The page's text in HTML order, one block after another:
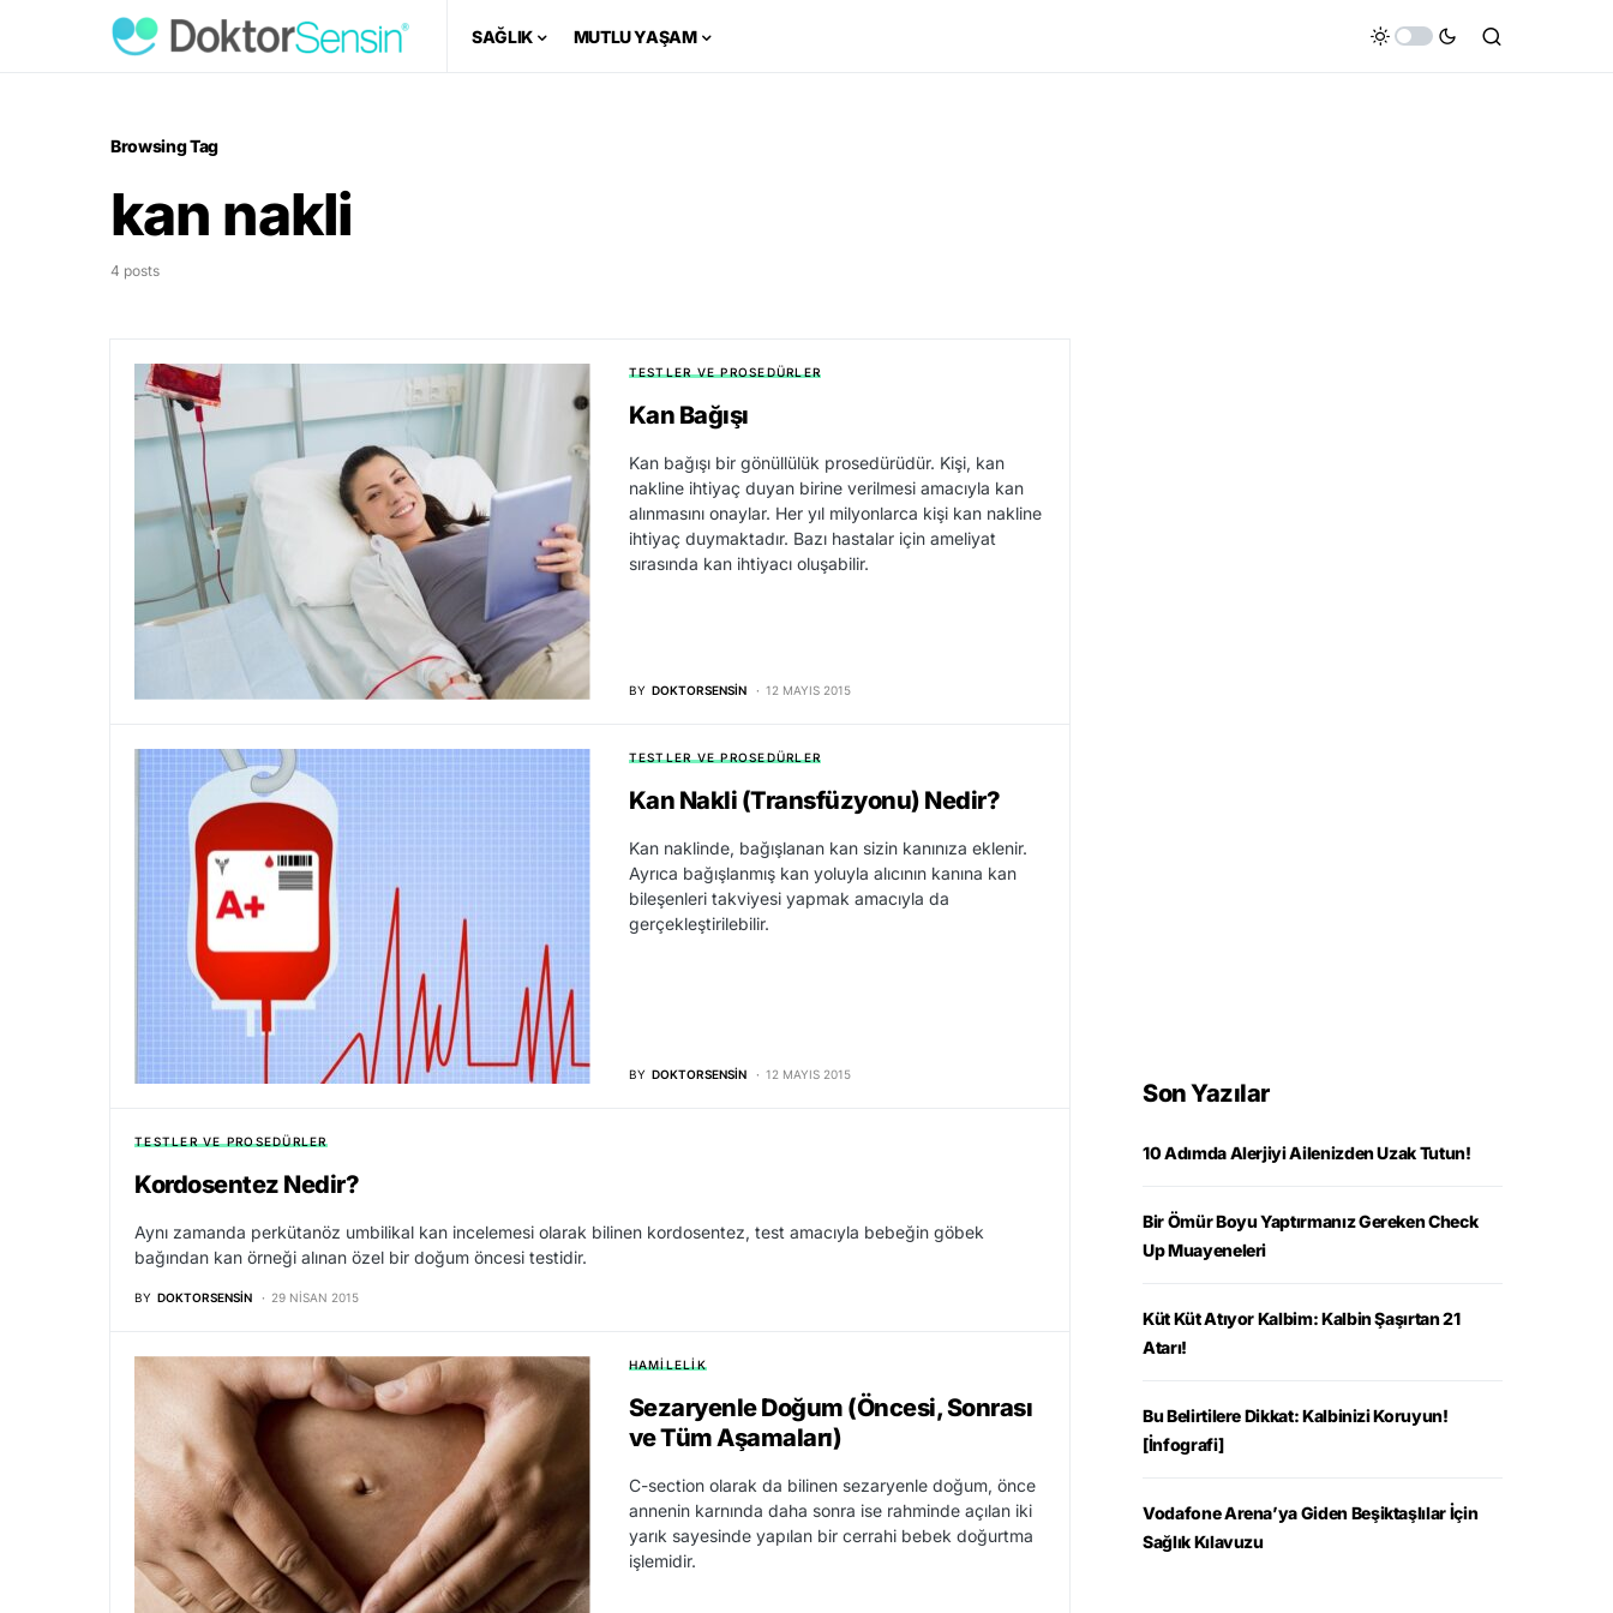
SAĞLIK MUTLU YAŞAM
Browsing Tag
kan nakli
4 posts
TESTLER VE PROSEDÜRLER
Kan Bağışı
Kan bağışı bir gönüllülük prosedürüdür. Kişi, kan
nakline ihtiyaç duyan birine verilmesi amacıyla kan
alınmasını onaylar. Her yıl milyonlarca kişi kan nakline
ihtiyaç duymaktadır. Bazı hastalar için ameliyat
sırasında kan ihtiyacı oluşabilir.
BY DOKTORSENSIN 12 MAYIS 2015
TESTLER VE PROSEDÜRLER
Kan Nakli (Transfüzyonu) Nedir?
Kan naklinde, bağışlanan kan sizin kanınıza eklenir.
Ayrıca bağışlanmış kan yoluyla alıcının kanına kan
bileşenleri takviyesi yapmak amacıyla da
gerçekleştirilebilir.
BY DOKTORSENSIN 12 MAYIS 2015
TESTLER VE PROSEDÜRLER
Kordosentez Nedir?
Aynı zamanda perkütanöz umbilikal kan incelemesi olarak bilinen kordosentez, test amacıyla bebeğin göbek
bağından kan örneği alınan özel bir doğum öncesi testidir.
BY DOKTORSENSIN 29 NISAN 2015
HAMILELIK
Sezaryenle Doğum (Öncesi, Sonrası
ve Tüm Aşamaları)
C-section olarak da bilinen sezaryenle doğum, önce
annenin karnında daha sonra ise rahminde açılan iki
yarık sayesinde yapılan bir cerrahi bebek doğurtma
işlemidir.
Son Yazılar
10 Adımda Alerjiyi Ailenizden Uzak Tutun!
Bir Ömür Boyu Yaptırmanız Gereken Check
Up Muayeneleri
Küt Küt Atıyor Kalbim: Kalbin Şaşırtan 21
Atarı!
Bu Belirtilere Dikkat: Kalbinizi Koruyun!
[İnfografi]
Vodafone Arena’ya Giden Beşiktaşlılar İçin
Sağlık Kılavuzu